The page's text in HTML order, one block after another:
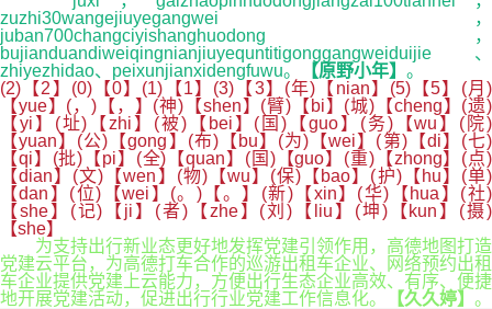
zuzhi30wangejiuyegangwei，
juban700changciyishanghuodong，
bujianduandiweiqingnianjiuyequntitigonggangweiduijie、
zhiyezhidao、peixunjianxidengfuwu。
【原野小年】 。
(2)【2】(0)【0】(1)【1】(3)【3】(年)【nian】(5)【5】(月)
【yue】(，)【，】(神)【shen】(臂)【bi】(城)【cheng】(遗)
【yi】(址)【zhi】(被)【bei】(国)【guo】(务)【wu】(院)
【yuan】(公)【gong】(布)【bu】(为)【wei】(第)【di】(七)
【qi】(批)【pi】(全)【quan】(国)【guo】(重)【zhong】(点)
【dian】(文)【wen】(物)【wu】(保)【bao】(护)【hu】(单)
【dan】(位)【wei】(。)【。】(新)【xin】(华)【hua】(社)
【she】(记)【ji】(者)【zhe】(刘)【liu】(坤)【kun】(摄)
【she】
为支持出行新业态更好地发挥党建引领作用，高德地图打造
党建云平台，为高德打车合作的巡游出租车企业、网络预约出租
车企业提供党建上云能力，方便出行生态企业高效、有序、便捷
地开展党建活动，促进出行行业党建工作信息化。
【久久婷】 。